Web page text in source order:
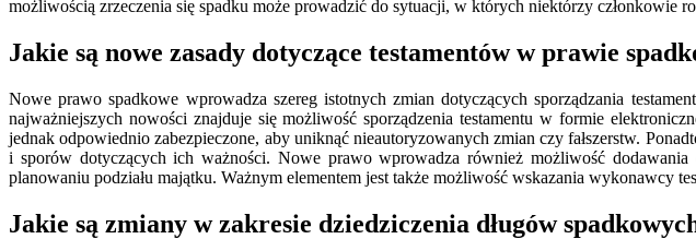
możliwością zrzeczenia się spadku może prowadzić do sytuacji, w których niektórzy członkowie
Jakie są nowe zasady dotyczące testamentów w prawie
Nowe prawo spadkowe wprowadza szereg istotnych zmian dotyczących sporządzania
najważniejszych nowości znajduje się możliwość sporządzenia testamentu w formie
jednak odpowiednio zabezpieczone, aby uniknąć nieautoryzowanych zmian czy fałszerstw.
i sporów dotyczących ich ważności. Nowe prawo wprowadza również możliwość
planowaniu podziału majątku. Ważnym elementem jest także możliwość wskazania wykonawcy
Jakie są zmiany w zakresie dziedziczenia długów